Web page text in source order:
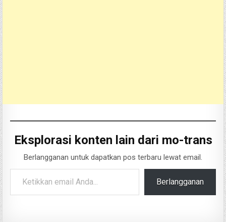
Eksplorasi konten lain dari mo-trans
Berlangganan untuk dapatkan pos terbaru lewat email.
Ketikkan email Anda...
Berlangganan